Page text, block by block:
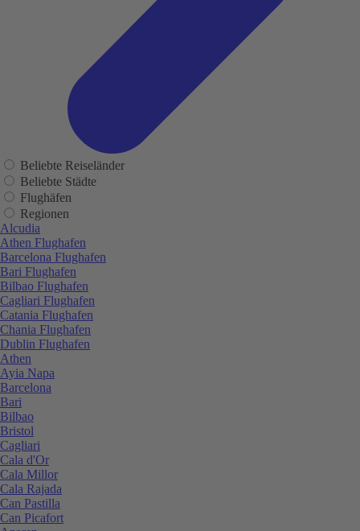
Beliebte Reiseländer
Beliebte Städte
Flughäfen
Regionen
Alcudia
Athen Flughafen
Barcelona Flughafen
Bari Flughafen
Bilbao Flughafen
Cagliari Flughafen
Catania Flughafen
Chania Flughafen
Dublin Flughafen
Athen
Ayia Napa
Barcelona
Bari
Bilbao
Bristol
Cagliari
Cala d'Or
Cala Millor
Cala Rajada
Can Pastilla
Can Picafort